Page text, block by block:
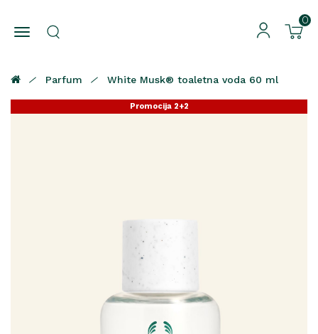
0
Parfum White Musk® toaletna voda 60 ml
Promocija 2+2